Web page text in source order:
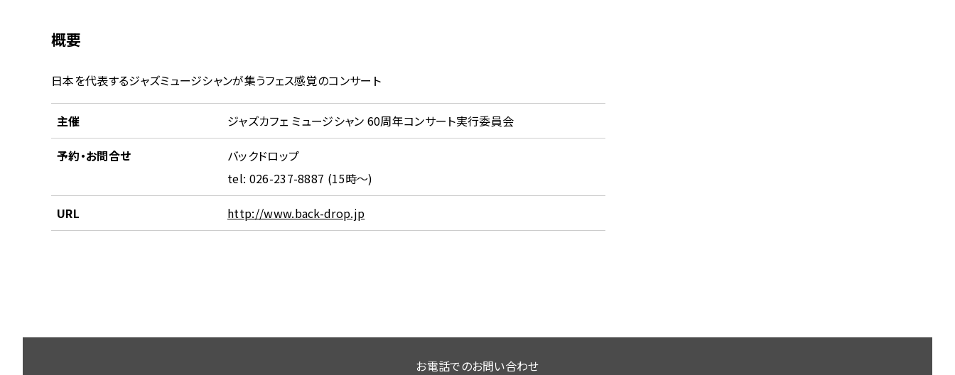
概要
日本を代表するジャズミュージシャンが集うフェス感覚のコンサート
主催 ジャズカフェ ミュージシャン 60周年コンサート実行委員会
予約・お問合せ
バックドロップ
tel: 026-237-8887 (15時～)
URL http://www.back-drop.jp
お電話でのお問い合わせ